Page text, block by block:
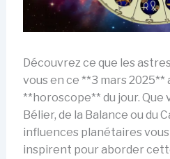
Découvrez ce que les
vous en ce **3 mars
**horoscope** du jour. Que
Bélier, de la Balance ou du
influences planétaires
inspirent pour aborder